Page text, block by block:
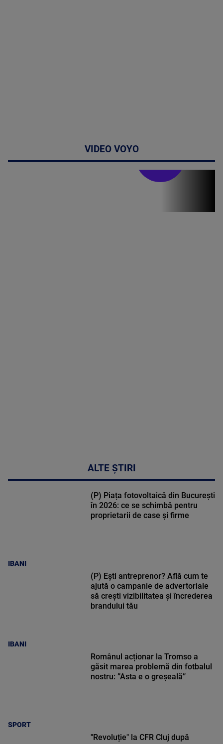
VIDEO VOYO
ALTE ȘTIRI
IBANI
(P) Piața fotovoltaică din București
în 2026: ce se schimbă pentru
proprietarii de case și firme
IBANI
(P) Ești antreprenor? Află cum te
ajută o campanie de advertoriale
să crești vizibilitatea și încrederea
brandului tău
SPORT
Românul acționar la Tromso a
găsit marea problemă din fotbalul
nostru: ”Asta e o greșeală”
"Revoluție" la CFR Cluj după